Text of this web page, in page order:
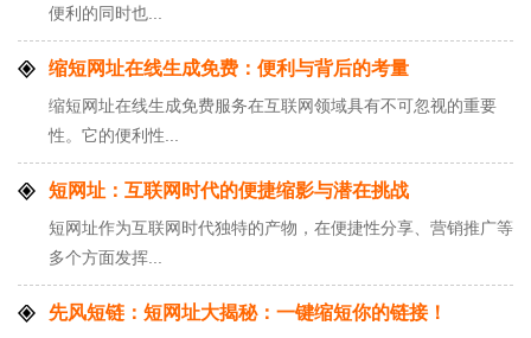
便利的同时也...
缩短网址在线生成免费：便利与背后的考量
缩短网址在线生成免费服务在互联网领域具有不可忽视的重要
性。它的便利性...
短网址：互联网时代的便捷缩影与潜在挑战
短网址作为互联网时代独特的产物，在便捷性分享、营销推广等
多个方面发挥...
先风短链：短网址大揭秘：一键缩短你的链接！